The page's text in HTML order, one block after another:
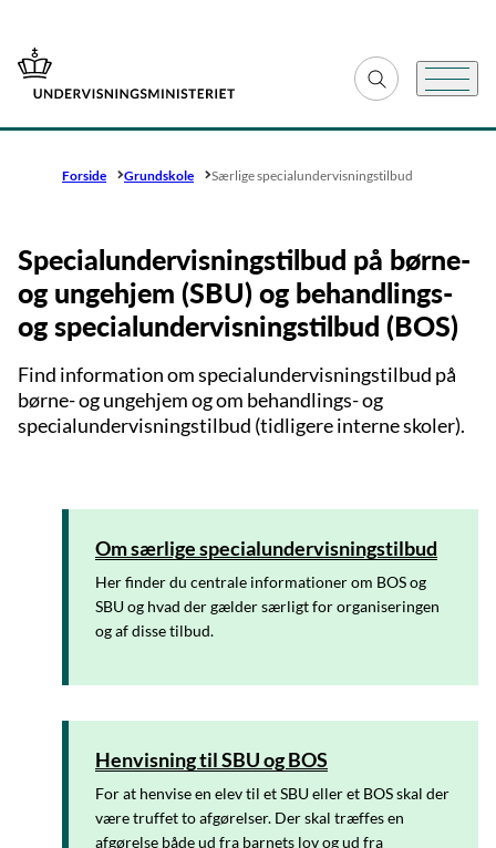
Gå til forsiden Fold søgefelt ud
Menu
Forside Grundskole Særlige special­undervisningstilbud
Specialundervisningstilbud på børne-
og ungehjem (SBU) og behandlings-
og specialundervisningstilbud (BOS)
Find information om specialundervisningstilbud på
børne- og ungehjem og om behandlings- og
specialundervisningstilbud (tidligere interne skoler).
Om særlige specialundervisningstilbud
Her finder du centrale informationer om BOS og
SBU og hvad der gælder særligt for organiseringen
og af disse tilbud.
Henvisning til SBU og BOS
For at henvise en elev til et SBU eller et BOS skal der
være truffet to afgørelser. Der skal træffes en
afgørelse både ud fra barnets lov og ud fra